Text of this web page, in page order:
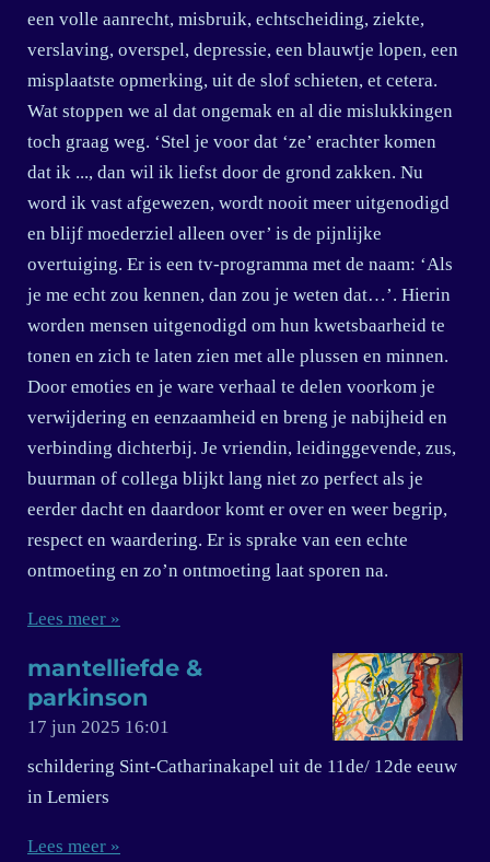
een volle aanrecht, misbruik, echtscheiding, ziekte,
verslaving, overspel, depressie, een blauwtje lopen, een
misplaatste opmerking, uit de slof schieten, et cetera.
Wat stoppen we al dat ongemak en al die mislukkingen
toch graag weg. ‘Stel je voor dat ‘ze’ erachter komen
dat ik ..., dan wil ik liefst door de grond zakken. Nu
word ik vast afgewezen, wordt nooit meer uitgenodigd
en blijf moederziel alleen over’ is de pijnlijke
overtuiging. Er is een tv-programma met de naam: ‘Als
je me echt zou kennen, dan zou je weten dat…’. Hierin
worden mensen uitgenodigd om hun kwetsbaarheid te
tonen en zich te laten zien met alle plussen en minnen.
Door emoties en je ware verhaal te delen voorkom je
verwijdering en eenzaamheid en breng je nabijheid en
verbinding dichterbij. Je vriendin, leidinggevende, zus,
buurman of collega blijkt lang niet zo perfect als je
eerder dacht en daardoor komt er over en weer begrip,
respect en waardering. Er is sprake van een echte
ontmoeting en zo’n ontmoeting laat sporen na.
Lees meer »
mantelliefde &
parkinson
17 jun 2025 16:01
schildering Sint-Catharinakapel uit de 11de/ 12de eeuw
in Lemiers
Lees meer »